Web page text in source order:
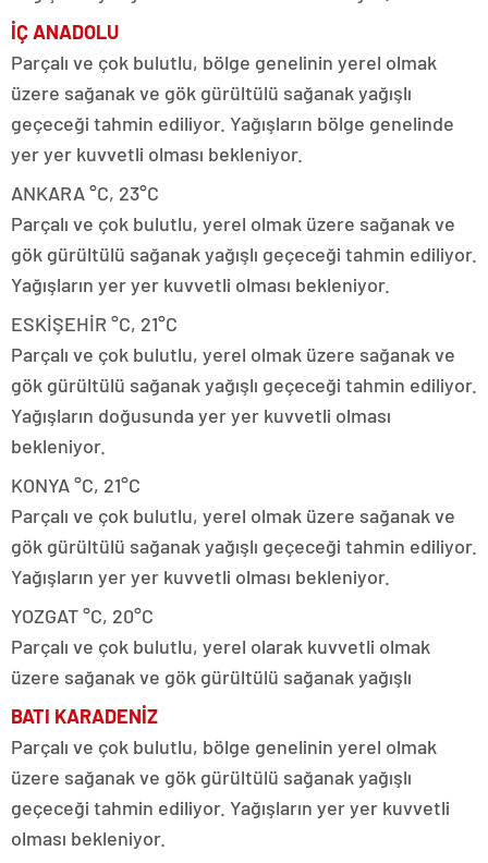
İÇ ANADOLU
Parçalı ve çok bulutlu, bölge genelinin yerel olmak
üzere sağanak ve gök gürültülü sağanak yağışlı
geçeceği tahmin ediliyor. Yağışların bölge genelinde
yer yer kuvvetli olması bekleniyor.
ANKARA °C, 23°C
Parçalı ve çok bulutlu, yerel olmak üzere sağanak ve
gök gürültülü sağanak yağışlı geçeceği tahmin ediliyor.
Yağışların yer yer kuvvetli olması bekleniyor.
ESKİŞEHİR °C, 21°C
Parçalı ve çok bulutlu, yerel olmak üzere sağanak ve
gök gürültülü sağanak yağışlı geçeceği tahmin ediliyor.
Yağışların doğusunda yer yer kuvvetli olması
bekleniyor.
KONYA °C, 21°C
Parçalı ve çok bulutlu, yerel olmak üzere sağanak ve
gök gürültülü sağanak yağışlı geçeceği tahmin ediliyor.
Yağışların yer yer kuvvetli olması bekleniyor.
YOZGAT °C, 20°C
Parçalı ve çok bulutlu, yerel olarak kuvvetli olmak
üzere sağanak ve gök gürültülü sağanak yağışlı
BATI KARADENİZ
Parçalı ve çok bulutlu, bölge genelinin yerel olmak
üzere sağanak ve gök gürültülü sağanak yağışlı
geçeceği tahmin ediliyor. Yağışların yer yer kuvvetli
olması bekleniyor.